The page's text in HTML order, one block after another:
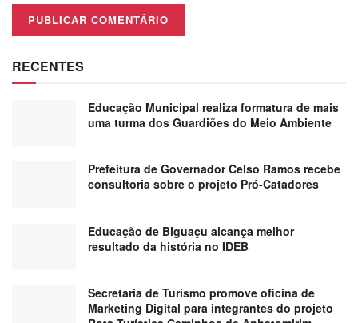
RECENTES
Educação Municipal realiza formatura de mais
uma turma dos Guardiões do Meio Ambiente
Prefeitura de Governador Celso Ramos recebe
consultoria sobre o projeto Pró-Catadores
Educação de Biguaçu alcança melhor
resultado da história no IDEB
Secretaria de Turismo promove oficina de
Marketing Digital para integrantes do projeto